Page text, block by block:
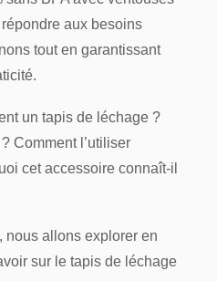
aux besoins
tout en garantissant
un tapis de léchage ?
Comment l’utiliser
cet accessoire connaît-il
nous allons explorer en
sur le tapis de léchage